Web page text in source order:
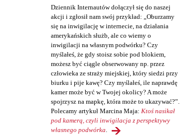
Dziennik Internautów dołączył się do naszej
akcji i zgłosił nam swój przykład: „Oburzamy
się na inwigilację w internecie, na działania
amerykańskich służb, ale co wiemy o
inwigilacji na własnym podwórku? Czy
myślałeś, że gdy stoisz sobie pod blokiem,
możesz być ciągle obserwowany np. przez
człowieka ze straży miejskiej, który siedzi przy
biurku i pije kawę? Czy myślałeś, ile naprawdę
kamer może być w Twojej okolicy? A może
spojrzysz na mapkę, która może to ukazywać?”.
Polecamy artykuł Marcina Maja: Ktoś nasikał
pod kamerą, czyli inwigilacja z perspektywy
własnego podwórka.